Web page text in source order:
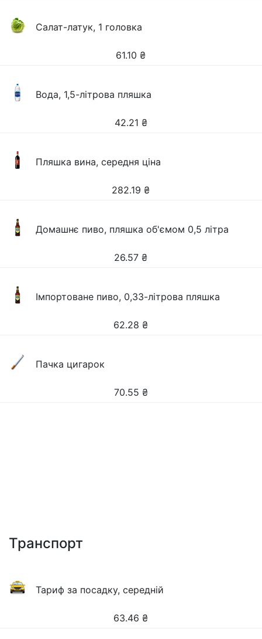
Салат-латук, 1 головка
61.10 ₴
Вода, 1,5-літрова пляшка
42.21 ₴
Пляшка вина, середня ціна
282.19 ₴
Домашнє пиво, пляшка об'ємом 0,5 літра
26.57 ₴
Імпортоване пиво, 0,33-літрова пляшка
62.28 ₴
Пачка цигарок
70.55 ₴
Транспорт
Тариф за посадку, середній
63.46 ₴